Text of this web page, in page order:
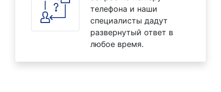
телефона и наши
специалисты дадут
развернутый ответ в
любое время.